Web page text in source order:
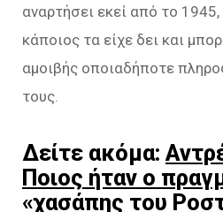
αναρτήσει εκεί από το 1945,
κάποιος τα είχε δει και
αμοιβής οποιαδήποτε
τους.
Δείτε ακόμα:
Ποιος ήταν ο
«χασάπης του